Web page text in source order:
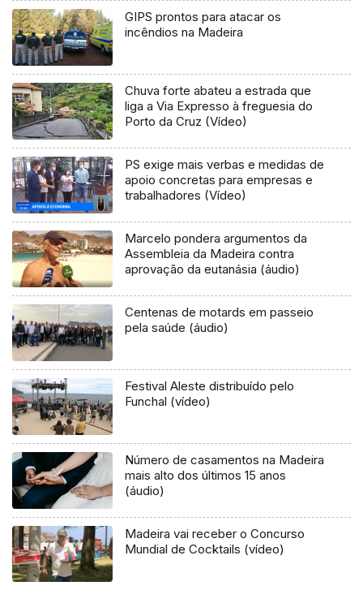
GIPS prontos para atacar os
incêndios na Madeira
Chuva forte abateu a estrada que
liga a Via Expresso à freguesia do
Porto da Cruz (Vídeo)
PS exige mais verbas e medidas de
apoio concretas para empresas e
trabalhadores (Vídeo)
Marcelo pondera argumentos da
Assembleia da Madeira contra
aprovação da eutanásia (áudio)
Centenas de motards em passeio
pela saúde (áudio)
Festival Aleste distribuído pelo
Funchal (vídeo)
Número de casamentos na Madeira
mais alto dos últimos 15 anos
(áudio)
Madeira vai receber o Concurso
Mundial de Cocktails (vídeo)